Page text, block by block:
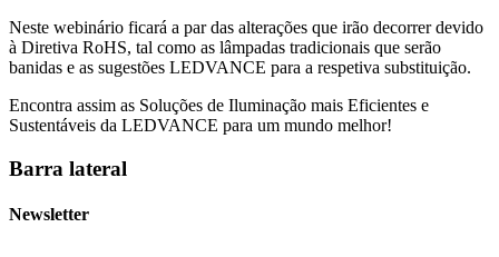
Neste webinário ficará a par das alterações que irão decorrer devido
à Diretiva RoHS, tal como as lâmpadas tradicionais que serão
banidas e as sugestões LEDVANCE para a respetiva substituição.
Encontra assim as Soluções de Iluminação mais Eficientes e
Sustentáveis da LEDVANCE para um mundo melhor!
Barra lateral
Newsletter